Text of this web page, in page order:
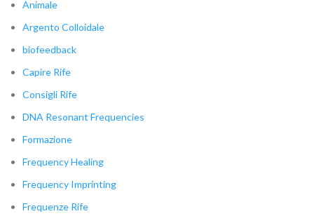
Animale
Argento Colloidale
biofeedback
Capire Rife
Consigli Rife
DNA Resonant Frequencies
Formazione
Frequency Healing
Frequency Imprinting
Frequenze Rife